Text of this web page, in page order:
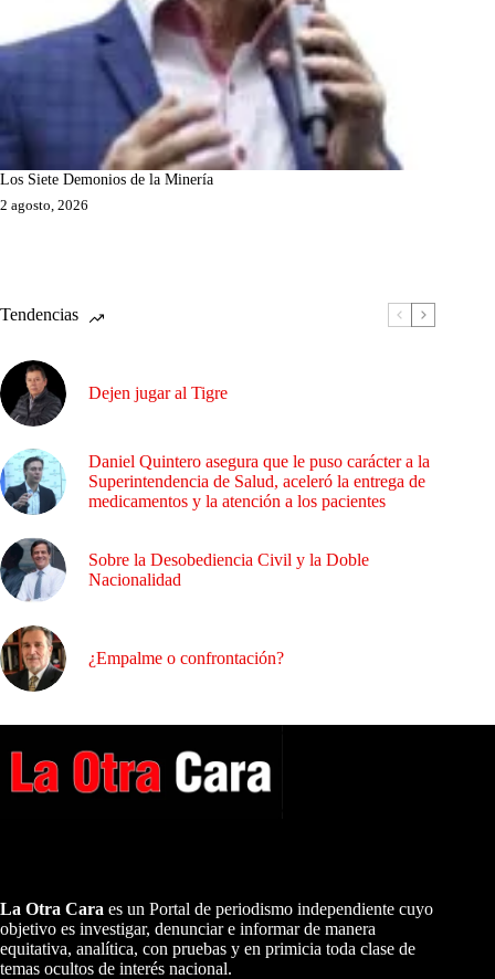
Los Siete Demonios de la Minería
2 agosto, 2026
Tendencias
Dejen jugar al Tigre
Daniel Quintero asegura que le puso carácter a la
Superintendencia de Salud, aceleró la entrega de
medicamentos y la atención a los pacientes
Sobre la Desobediencia Civil y la Doble
Nacionalidad
¿Empalme o confrontación?
La Otra Cara es un Portal de periodismo independiente cuyo
objetivo es investigar, denunciar e informar de manera
equitativa, analítica, con pruebas y en primicia toda clase de
temas ocultos de interés nacional.